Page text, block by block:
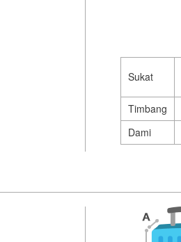
Sukat
Timbang
Dami